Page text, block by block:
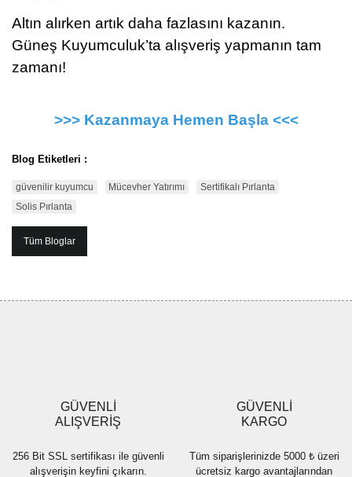
Altın alırken artık daha fazlasını kazanın.
Güneş Kuyumculuk’ta alışveriş yapmanın tam
zamanı!
>>> Kazanmaya Hemen Başla <<<
Blog Etiketleri :
güvenilir kuyumcu Mücevher Yatırımı
Sertifikalı Pırlanta
Solis Pırlanta
Tüm Bloglar
GÜVENLİ
ALIŞVERİŞ
256 Bit SSL sertifikası ile güvenli
alışverişin keyfini çıkarın.
GÜVENLİ
KARGO
Tüm siparişlerinizde 5000 ₺ üzeri
ücretsiz kargo avantajlarından